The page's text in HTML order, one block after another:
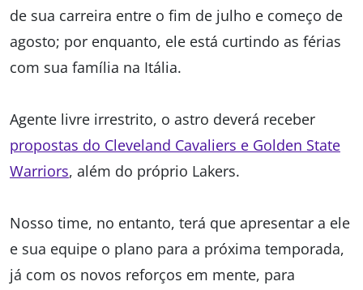
de sua carreira entre o fim de julho e começo de
agosto; por enquanto, ele está curtindo as férias
com sua família na Itália.
Agente livre irrestrito, o astro deverá receber
propostas do Cleveland Cavaliers e Golden State
Warriors, além do próprio Lakers.
Nosso time, no entanto, terá que apresentar a ele
e sua equipe o plano para a próxima temporada,
já com os novos reforços em mente, para